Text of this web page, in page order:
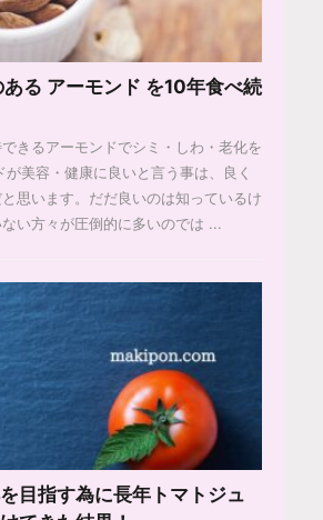
る アーモンド を10年食べ続
きるアーモンドでシミ・しわ・老化を
美容・健康に良いと言う事は、良く
思います。だだ良いのは知っているけ
い方々が圧倒的に多いのでは ...
目指す為に長年トマトジュ